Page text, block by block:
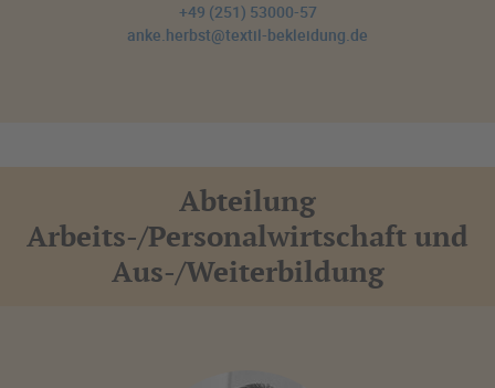
+49 (251) 53000-57
anke.herbst@textil-bekleidung.de
Abteilung
Arbeits-/Personalwirtschaft und
Aus-/Weiterbildung